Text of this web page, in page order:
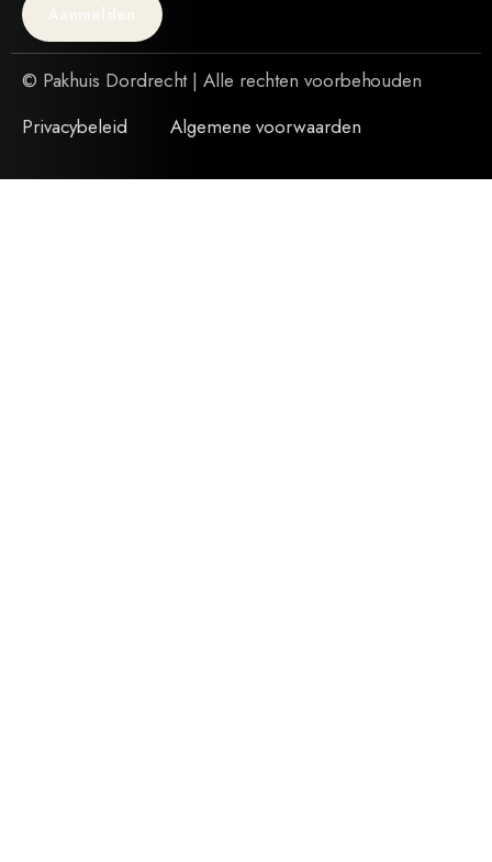
© Pakhuis Dordrecht | Alle rechten voorbehouden
Privacybeleid
Algemene voorwaarden